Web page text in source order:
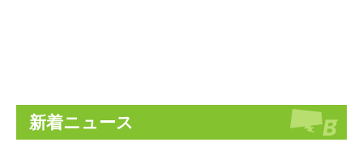
新着ニュース